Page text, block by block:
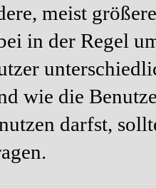
meist
in der Regel
wie die
darfst,